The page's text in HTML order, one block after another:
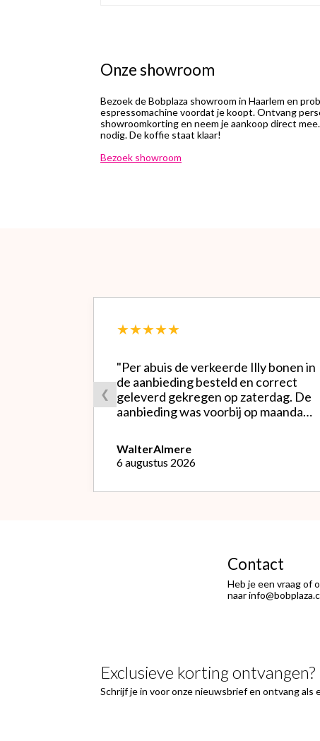
Onze showroom
Bezoek de Bobplaza showroom in Haarlem en
espressomachine voordat je koopt. Ontvang
showroomkorting en neem je aankoop direct
nodig. De koffie staat klaar!
Bezoek showroom
❮
★★★★★
"Per abuis de verkeerde Illy bonen in
de aanbieding besteld en correct
geleverd gekregen op zaterdag. De
aanbieding was voorbij op maandag
soort. Telefonisch gevraagd of ze
geruild konden worden voor de
logisch) de betaling terug
WalterAlmere
6 augustus 2026
Contact
Heb je een vraag of
naar
Exclusieve korting ontvangen?
Schrijf je in voor onze nieuwsbrief en ontvang als